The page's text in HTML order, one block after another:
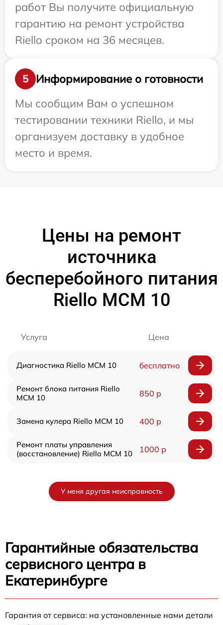
работ Вы получите официальную
гарантию на ремонт устройства
Riello сроком на 36 месяцев.
5
Информирование о готовности
Мы сообщим Вам о успешном
тестировании техники Riello, и мы
организуем доставку в удобное
место и время.
Цены на ремонт
источника
бесперебойного питания
Riello MCM 10
Услуга Цена
Диагностика Riello MCM 10 бесплатно
Ремонт блока питания Riello
MCM 10
850 р
Замена кулера Riello MCM 10 400 р
Ремонт платы управления
(восстановление) Riello MCM 10
1000 р
У меня другая неисправность
Гарантийные обязательства
сервисного центра в
Екатеринбурге
Гарантия от сервиса: на установленные нами детали